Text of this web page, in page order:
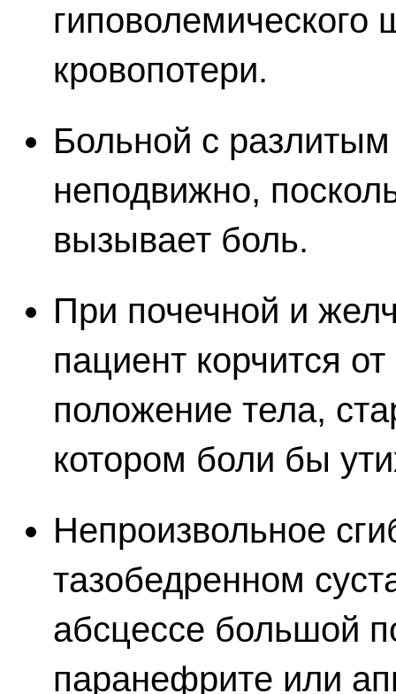
гиповолемического
кровопотери.
Больной с
неподвижно,
вызывает боль.
При почечной и
пациент корчится
положение тела,
котором боли бы
Непроизвольное
тазобедренном
абсцессе большой
паранефрите или